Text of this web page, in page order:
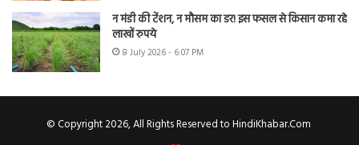
न मंडी की टेंशन, न मौसम का डर! इस फसल से किसान कमा रहे
लाखों रुपये
8 July 2026 - 6:07 PM
© Copyright 2026, All Rights Reserved to HindiKhabar.Com